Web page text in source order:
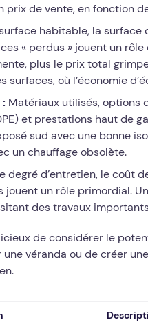
prix de vente, en fonction
habitable, la surface
« perdus » jouent un
plus le prix total
surfaces, où l’économie
Matériaux utilisés, options
et prestations haut de
sud avec une bonne
un chauffage obsolète.
degré d’entretien, le coût
jouent un rôle primordial.
des travaux
de considérer le
une véranda ou de créer